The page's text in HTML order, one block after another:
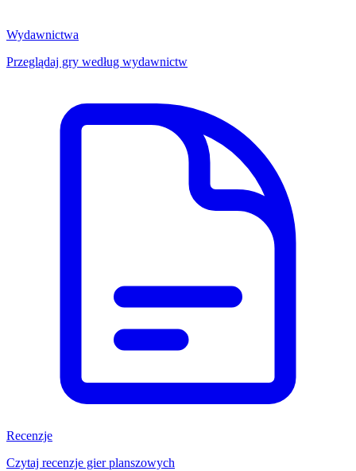
Wydawnictwa
Przeglądaj gry według wydawnictw
Recenzje
Czytaj recenzje gier planszowych